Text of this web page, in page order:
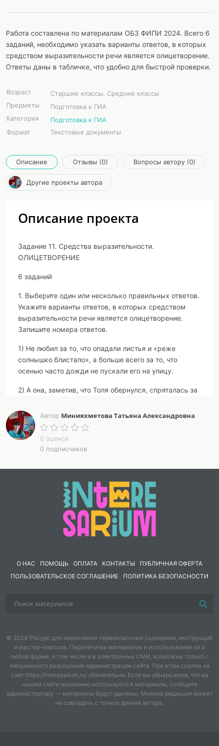
Работа составлена по материалам ОБЗ ФИПИ 2024. Всего 6
заданий, необходимо указать варианты ответов, в которых
средством выразительности речи является олицетворение.
Ответы даны в табличке, что удобно для быстрой проверки.
Возраст
Старшие классы, Средние классы
Предметы
Подготовка к ГИА
Категория
Подготовка к ГИА
Формат
Текстовые документы
Описание Отзывы (0) Вопросы автору (0)
Другие проекты автора
Описание проекта
Задание 11. Средства выразительности.
ОЛИЦЕТВОРЕНИЕ
6 заданий
1. Выберите один или несколько правильных ответов.
Укажите варианты ответов, в которых средством
выразительности речи является олицетворение.
Запишите номера ответов.
1) Не любил за то, что опадали листья и «реже
солнышко блистало», а больше всего за то, что
осенью часто дожди не пускали его на улицу.
2) А она, заметив, что Толя обернулся, спряталась за
3) Но вот наступило такое утро, когда все окна были
в извилистых водяных дорожках, а дождь
заколачивал и заколачивал что-то в крышу...
плаща, и медленно водила глазами по окнам школы:
мама, наверно, хотела угадать, в каком классе сидит
5) Он приподнялся и вдруг замер на цыпочках: за
окном он неожиданно увидел маму.
1) Мальчик искал скрипку.
устало брела по земле.
асфальт и прислонил его к стене дома.
4) Она уводила его от нудного дождя, от недоступной
скрипки, от холодной Дианы.
5) И этот другой не имеет никакого отношения к
неприступному зданию музыкального училища, к его
таинственной жизни, к ярким окнам, у которых свои
Автор Минияхметова Татьяна Александровна
0 оценок
0 подписчиков
О НАС ПОМОЩЬ ОПЛАТА КОНТАКТЫ
ПУБЛИЧНАЯ ОФЕРТА
ПОЛЬЗОВАТЕЛЬСКОЕ СОГЛАШЕНИЕ
ПОЛИТИКА БЕЗОПАСНОСТИ
© 2024 Ресурс для накопления первоклассных сценариев, инструкций
и мастер-классов. Перепечатка материалов и использование их в
любой форме, в том числе и в электронных СМИ, возможны только с
письменного разрешения администрации сайта. При этом ссылка на
сайт https://interesarium.ru/ обязательна. Если вы обнаружили, что на
нашем сайте незаконно используются материалы, сообщите
администратору — материалы будут удалены. Мнение редакции может
не совпадать с точкой зрения автора.